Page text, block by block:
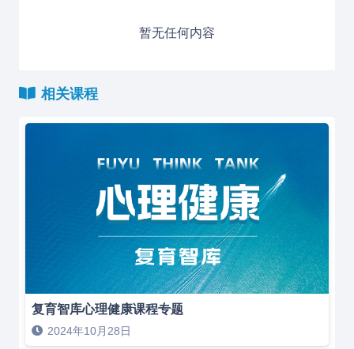
暂无任何内容
相关课程
复育智库心理健康课程专题
2024年10月28日